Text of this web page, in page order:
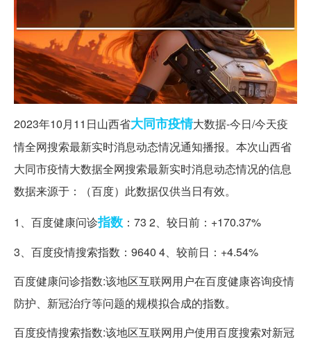
2023年10月11日山西省大同市疫情大数据-今日/今天疫
情全网搜索最新实时消息动态情况通知播报。本次山西省
大同市疫情大数据全网搜索最新实时消息动态情况的信息
数据来源于：（百度）此数据仅供当日有效。
1、百度健康问诊指数 ：73 2、较日前：+170.37%
3、百度疫情搜索指数：9640 4、较前日：+4.54%
百度健康问诊指数:该地区互联网用户在百度健康咨询疫情
防护、新冠治疗等问题的规模拟合成的指数。
百度疫情搜索指数:该地区互联网用户使用百度搜索对新冠